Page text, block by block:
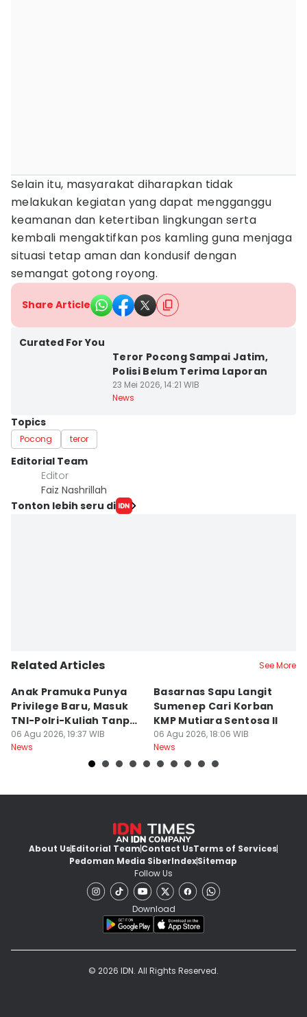
Selain itu, masyarakat diharapkan tidak
melakukan kegiatan yang dapat mengganggu
keamanan dan ketertiban lingkungan serta
kembali mengaktifkan pos kamling guna menjaga
situasi tetap aman dan kondusif dengan
semangat gotong royong.
Share Article
Curated For You
Teror Pocong Sampai Jatim,
Polisi Belum Terima Laporan
23 Mei 2026, 14:21 WIB
News
Topics
Pocong teror
Editorial Team
Editor
Faiz Nashrillah
Tonton lebih seru di
Related Articles See More
Anak Pramuka Punya
Privilege Baru, Masuk
TNI-Polri-Kuliah Tanpa
Tes
06 Agu 2026, 19:37 WIB
News
Basarnas Sapu Langit
Sumenep Cari Korban
KMP Mutiara Sentosa II
06 Agu 2026, 18:06 WIB
News
About UsEditorial TeamContact UsTerms of Services
Pedoman Media SiberIndexSitemap
Follow Us
Download
© 2026 IDN. All Rights Reserved.